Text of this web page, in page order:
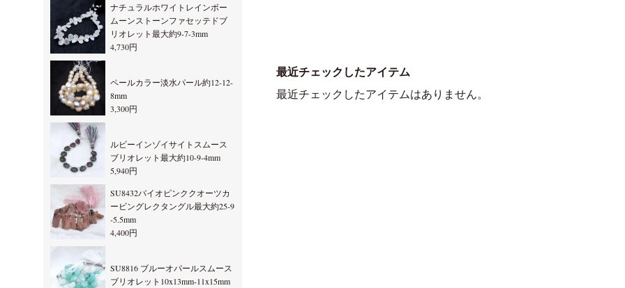
最近チェックしたアイテム
最近チェックしたアイテムはありません。
ナチュラルホワイトレインボー
ムーンストーンファセッテドブ
リオレット最大約9-7-3mm
4,730円
ペールカラー淡水パール約12-12-
8mm
3,300円
ルビーインゾイサイトスムース
ブリオレット最大約10-9-4mm
5,940円
SU8432バイオピンククオーツカ
ービングレクタングル最大約25-9
-5.5mm
4,400円
SU8816 ブルーオパールスムース
ブリオレット10x13mm-11x15mm